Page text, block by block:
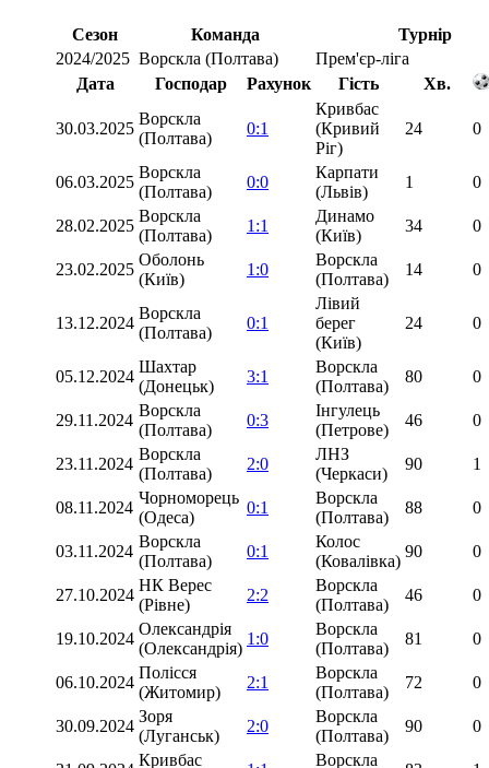
Сезон Команда
Турнір
2024/2025 Ворскла (Полтава)
Прем'єр-ліга
Дата
Господар Рахунок Гість Хв.
30.03.2025
Ворскла
(Полтава)
0:1
Кривбас
(Кривий
Ріг)
24 0
06.03.2025
Ворскла
(Полтава)
0:0
Карпати
(Львів)
1 0
28.02.2025
Ворскла
(Полтава)
1:1
Динамо
(Київ)
34 0
23.02.2025
Оболонь
(Київ)
1:0
Ворскла
(Полтава)
14 0
13.12.2024
Ворскла
(Полтава)
0:1
Лівий
берег
(Київ)
24 0
05.12.2024
Шахтар
(Донецьк)
3:1
Ворскла
(Полтава)
80 0
29.11.2024
Ворскла
(Полтава)
0:3
Інгулець
(Петрове)
46 0
23.11.2024
Ворскла
(Полтава)
2:0
ЛНЗ
(Черкаси)
90 1
08.11.2024
Чорноморець
(Одеса)
0:1
Ворскла
(Полтава)
88 0
03.11.2024
Ворскла
(Полтава)
0:1
Колос
(Ковалівка)
90 0
27.10.2024
НК Верес
(Рівне)
2:2
Ворскла
(Полтава)
46 0
19.10.2024
Олександрія
(Олександрія)
1:0
Ворскла
(Полтава)
81 0
06.10.2024
Полісся
(Житомир)
2:1
Ворскла
(Полтава)
72 0
30.09.2024
Зоря
(Луганськ)
2:0
Ворскла
(Полтава)
90 0
Кривбас
Ворскла